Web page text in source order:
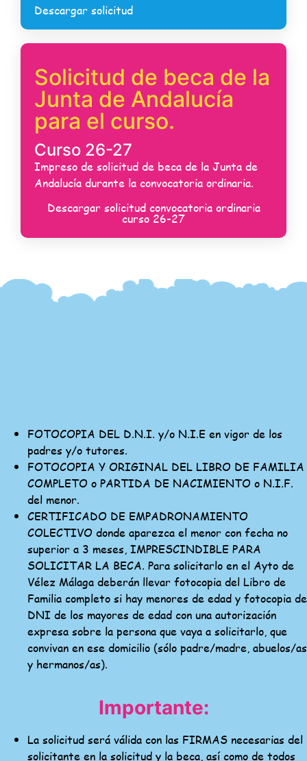
Descargar solicitud
Solicitud de beca de la
Junta de Andalucía
para el curso.
Curso 26-27
Impreso de solicitud de beca de la Junta de
Andalucía durante la convocatoria ordinaria.
Descargar solicitud convocatoria ordinaria
curso 26-27
FOTOCOPIA DEL D.N.I. y/o N.I.E en vigor de los
padres y/o tutores.
FOTOCOPIA Y ORIGINAL DEL LIBRO DE FAMILIA
COMPLETO o PARTIDA DE NACIMIENTO o N.I.F.
del menor.
CERTIFICADO DE EMPADRONAMIENTO
COLECTIVO donde aparezca el menor con fecha no
superior a 3 meses, IMPRESCINDIBLE PARA
SOLICITAR LA BECA. Para solicitarlo en el Ayto de
Vélez Málaga deberán llevar fotocopia del Libro de
Familia completo si hay menores de edad y fotocopia de
DNI de los mayores de edad con una autorización
expresa sobre la persona que vaya a solicitarlo, que
convivan en ese domicilio (sólo padre/madre, abuelos/as
y hermanos/as).
Importante:
La solicitud será válida con las FIRMAS necesarias del
solicitante en la solicitud y la beca, así como de todos